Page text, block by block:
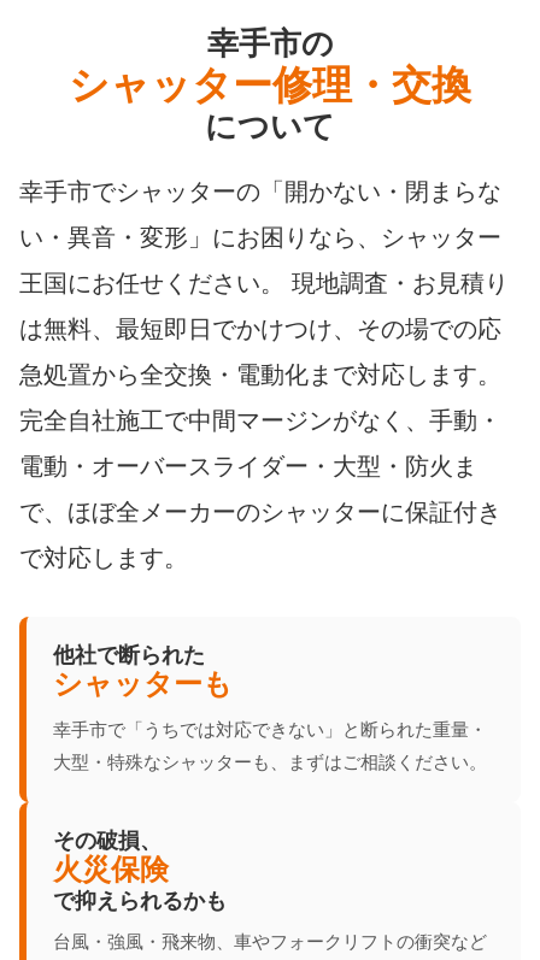
幸手市の
シャッター修理・交換
について
幸手市でシャッターの「開かない・閉まらな
い・異音・変形」にお困りなら、シャッター
王国にお任せください。 現地調査・お見積り
は無料、最短即日でかけつけ、その場での応
急処置から全交換・電動化まで対応します。
完全自社施工で中間マージンがなく、手動・
電動・オーバースライダー・大型・防火ま
で、ほぼ全メーカーのシャッターに保証付き
で対応します。
他社で断られた
シャッターも
幸手市で「うちでは対応できない」と断られた重量・
大型・特殊なシャッターも、まずはご相談ください。
その破損、
火災保険
で抑えられるかも
台風・強風・飛来物、車やフォークリフトの衝突など